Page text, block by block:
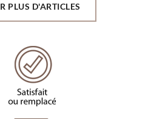
PLUS D'ARTICLES